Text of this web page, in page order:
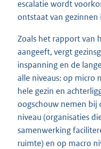
escalatie wordt
ontstaat van
Zoals het rapport van
aangeeft, vergt
inspanning en de
alle niveaus: op micro
hele gezin en
oogschouw nemen bij
niveau (organisaties
samenwerking
ruimte) en op macro